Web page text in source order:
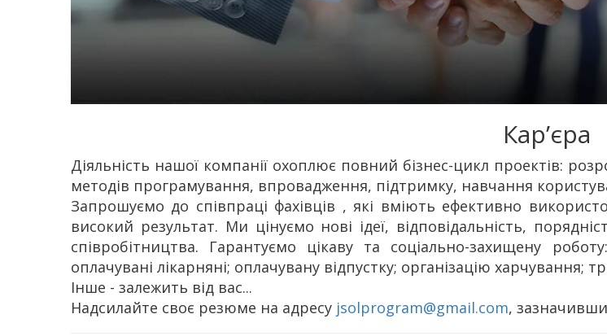
Кар’єра
Діяльність нашої компанії охоплює повний бізнес-цикл проектів:
методів програмування, впровадження, підтримку, навчання
Запрошуємо до співпраці фахівців , які вміють ефективно
високий результат. Ми цінуємо нові ідеї, відповідальність,
співробітництва. Гарантуємо цікаву та соціально-захищену
оплачувані лікарняні; оплачувану відпустку; організацію харчування;
Інше - залежить від вас...
Надсилайте своє резюме на адресу jsolprogram@gmail.com, зазначивши